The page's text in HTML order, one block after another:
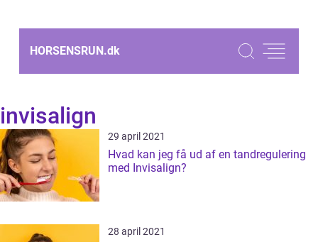
HORSENSRUN.dk
invisalign
29 april 2021
Hvad kan jeg få ud af en tandregulering
med Invisalign?
28 april 2021